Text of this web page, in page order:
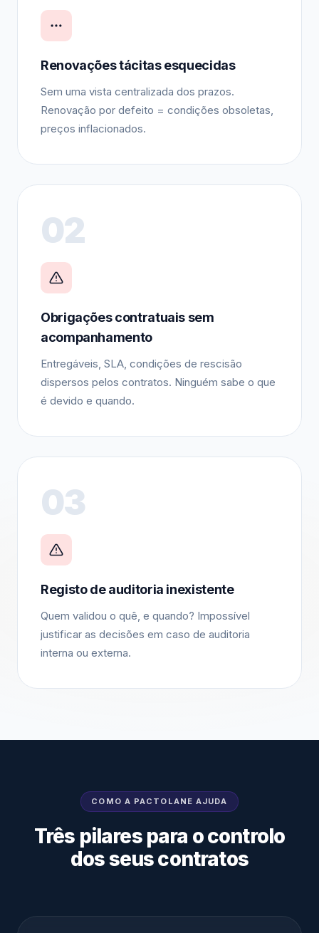
Renovações tácitas esquecidas
Sem uma vista centralizada dos prazos.
Renovação por defeito = condições obsoletas,
preços inflacionados.
02
Obrigações contratuais sem
acompanhamento
Entregáveis, SLA, condições de rescisão
dispersos pelos contratos. Ninguém sabe o que
é devido e quando.
03
Registo de auditoria inexistente
Quem validou o quê, e quando? Impossível
justificar as decisões em caso de auditoria
interna ou externa.
COMO A PACTOLANE AJUDA
Três pilares para o controlo
dos seus contratos